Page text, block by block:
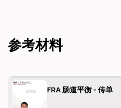
参考材料
FRA 肠道平衡 - 传单